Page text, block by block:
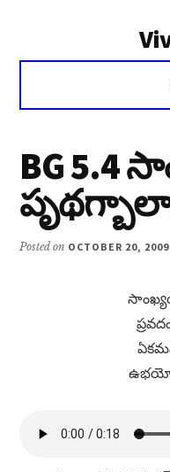
Voice
Vivekananda
BG 5.4
Posted on OCTOBER 20, 2009